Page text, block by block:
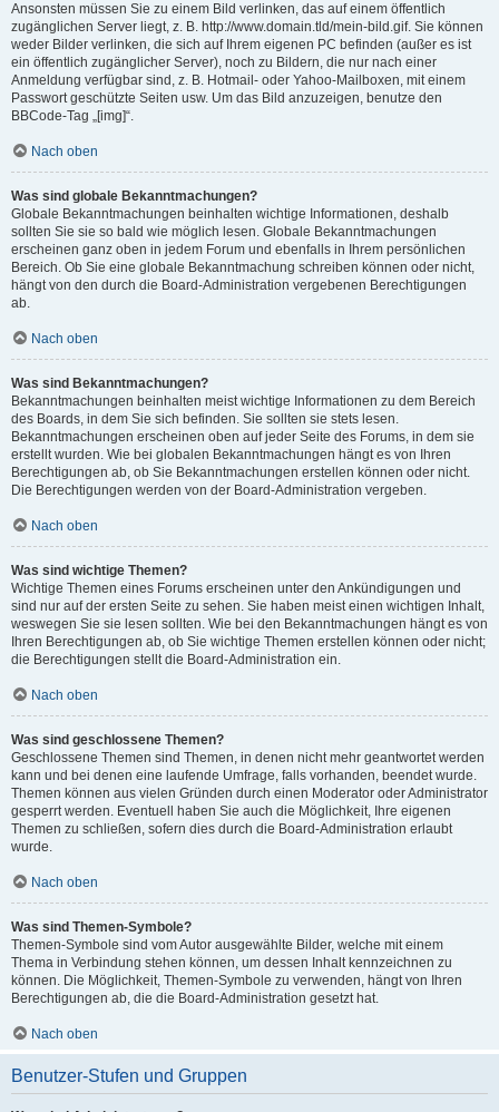
Ansonsten müssen Sie zu einem Bild verlinken, das auf einem öffentlich
zugänglichen Server liegt, z. B. http://www.domain.tld/mein-bild.gif. Sie können
weder Bilder verlinken, die sich auf Ihrem eigenen PC befinden (außer es ist
ein öffentlich zugänglicher Server), noch zu Bildern, die nur nach einer
Anmeldung verfügbar sind, z. B. Hotmail- oder Yahoo-Mailboxen, mit einem
Passwort geschützte Seiten usw. Um das Bild anzuzeigen, benutze den
BBCode-Tag „[img]“.
Nach oben
Was sind globale Bekanntmachungen?
Globale Bekanntmachungen beinhalten wichtige Informationen, deshalb
sollten Sie sie so bald wie möglich lesen. Globale Bekanntmachungen
erscheinen ganz oben in jedem Forum und ebenfalls in Ihrem persönlichen
Bereich. Ob Sie eine globale Bekanntmachung schreiben können oder nicht,
hängt von den durch die Board-Administration vergebenen Berechtigungen
ab.
Nach oben
Was sind Bekanntmachungen?
Bekanntmachungen beinhalten meist wichtige Informationen zu dem Bereich
des Boards, in dem Sie sich befinden. Sie sollten sie stets lesen.
Bekanntmachungen erscheinen oben auf jeder Seite des Forums, in dem sie
erstellt wurden. Wie bei globalen Bekanntmachungen hängt es von Ihren
Berechtigungen ab, ob Sie Bekanntmachungen erstellen können oder nicht.
Die Berechtigungen werden von der Board-Administration vergeben.
Nach oben
Was sind wichtige Themen?
Wichtige Themen eines Forums erscheinen unter den Ankündigungen und
sind nur auf der ersten Seite zu sehen. Sie haben meist einen wichtigen Inhalt,
weswegen Sie sie lesen sollten. Wie bei den Bekanntmachungen hängt es von
Ihren Berechtigungen ab, ob Sie wichtige Themen erstellen können oder nicht;
die Berechtigungen stellt die Board-Administration ein.
Nach oben
Was sind geschlossene Themen?
Geschlossene Themen sind Themen, in denen nicht mehr geantwortet werden
kann und bei denen eine laufende Umfrage, falls vorhanden, beendet wurde.
Themen können aus vielen Gründen durch einen Moderator oder Administrator
gesperrt werden. Eventuell haben Sie auch die Möglichkeit, Ihre eigenen
Themen zu schließen, sofern dies durch die Board-Administration erlaubt
wurde.
Nach oben
Was sind Themen-Symbole?
Themen-Symbole sind vom Autor ausgewählte Bilder, welche mit einem
Thema in Verbindung stehen können, um dessen Inhalt kennzeichnen zu
können. Die Möglichkeit, Themen-Symbole zu verwenden, hängt von Ihren
Berechtigungen ab, die die Board-Administration gesetzt hat.
Nach oben
Benutzer-Stufen und Gruppen